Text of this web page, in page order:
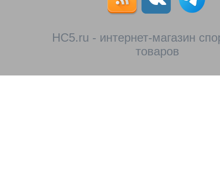
HC5.ru - интернет-магазин
товаров